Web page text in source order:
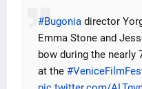
#Bugonia director
Emma Stone and
bow during the
at the